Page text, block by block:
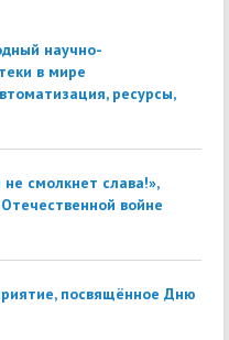
научно-
в мире
ресурсы,
смолкнет слава!»,
войне
посвящённое Дню